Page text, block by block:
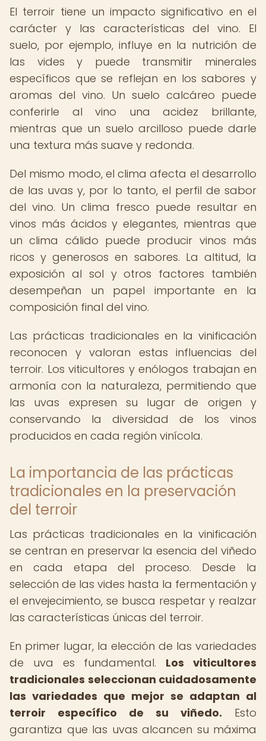
El terroir tiene un impacto significativo en el
carácter y las características del vino. El
suelo, por ejemplo, influye en la nutrición de
las vides y puede transmitir minerales
específicos que se reflejan en los sabores y
aromas del vino. Un suelo calcáreo puede
conferirle al vino una acidez brillante,
mientras que un suelo arcilloso puede darle
una textura más suave y redonda.
Del mismo modo, el clima afecta el desarrollo
de las uvas y, por lo tanto, el perfil de sabor
del vino. Un clima fresco puede resultar en
vinos más ácidos y elegantes, mientras que
un clima cálido puede producir vinos más
ricos y generosos en sabores. La altitud, la
exposición al sol y otros factores también
desempeñan un papel importante en la
composición final del vino.
Las prácticas tradicionales en la vinificación
reconocen y valoran estas influencias del
terroir. Los viticultores y enólogos trabajan en
armonía con la naturaleza, permitiendo que
las uvas expresen su lugar de origen y
conservando la diversidad de los vinos
producidos en cada región vinícola.
La importancia de las prácticas
tradicionales en la preservación
del terroir
Las prácticas tradicionales en la vinificación
se centran en preservar la esencia del viñedo
en cada etapa del proceso. Desde la
selección de las vides hasta la fermentación y
el envejecimiento, se busca respetar y realzar
las características únicas del terroir.
En primer lugar, la elección de las variedades
de uva es fundamental. Los viticultores
tradicionales seleccionan cuidadosamente
las variedades que mejor se adaptan al
terroir específico de su viñedo. Esto
garantiza que las uvas alcancen su máxima